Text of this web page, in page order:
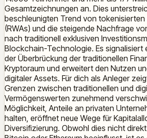
Gesamtzeichnungen an. Dies
beschleunigten Trend von tokenisierten
(RWAs) und die steigende Nachfrage
nach traditionell exklusiven
Blockchain-Technologie. Es signalisiert
der Überbrückung der traditionellen
Kryptoraum und erweitert den Nutzen
digitaler Assets. Für dich als Anleger
Grenzen zwischen traditionellen und
Vermögenswerten zunehmend
Möglichkeit, Anteile an privaten
halten, eröffnet neue Wege für
Diversifizierung. Obwohl dies nicht